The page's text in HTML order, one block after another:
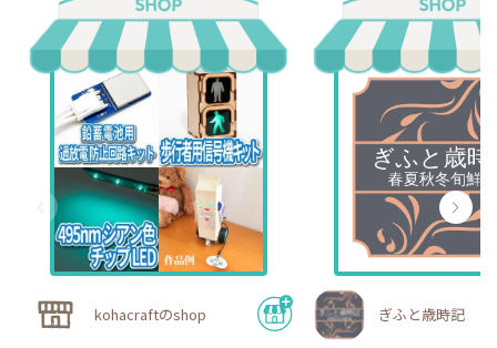
kohacraftのshop ぎふと歳時記